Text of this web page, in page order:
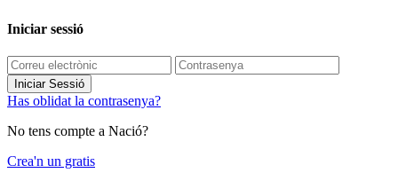
Iniciar sessió
Iniciar Sessió
Has oblidat la contrasenya?
No tens compte a Nació?
Crea'n un gratis